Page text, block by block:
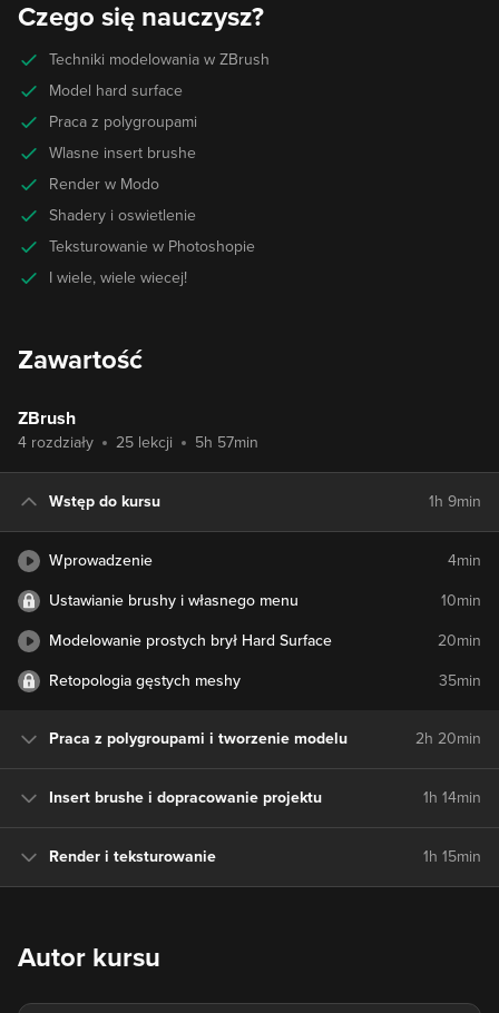
Czego się nauczysz?
Techniki modelowania w ZBrush
Model hard surface
Praca z polygroupami
Wlasne insert brushe
Render w Modo
Shadery i oswietlenie
Teksturowanie w Photoshopie
I wiele, wiele wiecej!
Zawartość
ZBrush
4 rozdziały 25 lekcji 5h 57min
Wstęp do kursu 1h 9min
Wprowadzenie 4min
Ustawianie brushy i własnego menu 10min
Modelowanie prostych brył Hard Surface 20min
Retopologia gęstych meshy 35min
Praca z polygroupami i tworzenie modelu 2h 20min
Insert brushe i dopracowanie projektu 1h 14min
Render i teksturowanie 1h 15min
Autor kursu